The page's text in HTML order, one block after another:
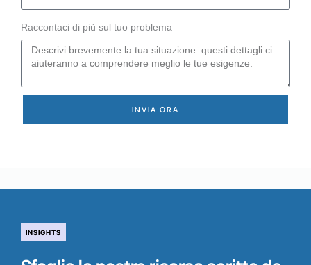
Raccontaci di più sul tuo problema
INVIA ORA
INSIGHTS